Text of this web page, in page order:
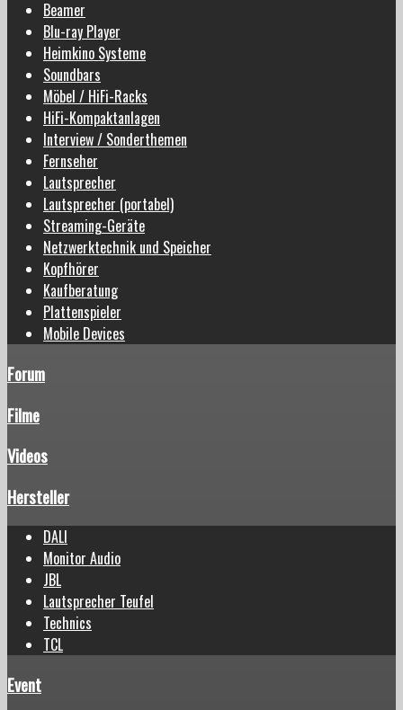
Beamer
Blu-ray Player
Heimkino Systeme
Soundbars
Möbel / HiFi-Racks
HiFi-Kompaktanlagen
Interview / Sonderthemen
Fernseher
Lautsprecher
Lautsprecher (portabel)
Streaming-Geräte
Netzwerktechnik und Speicher
Kopfhörer
Kaufberatung
Plattenspieler
Mobile Devices
Forum
Filme
Videos
Hersteller
DALI
Monitor Audio
JBL
Lautsprecher Teufel
Technics
TCL
Event